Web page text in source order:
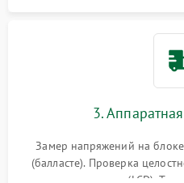
3.
Замер напряжений на
(балласте). Проверка
или поляризаторов (LCD).